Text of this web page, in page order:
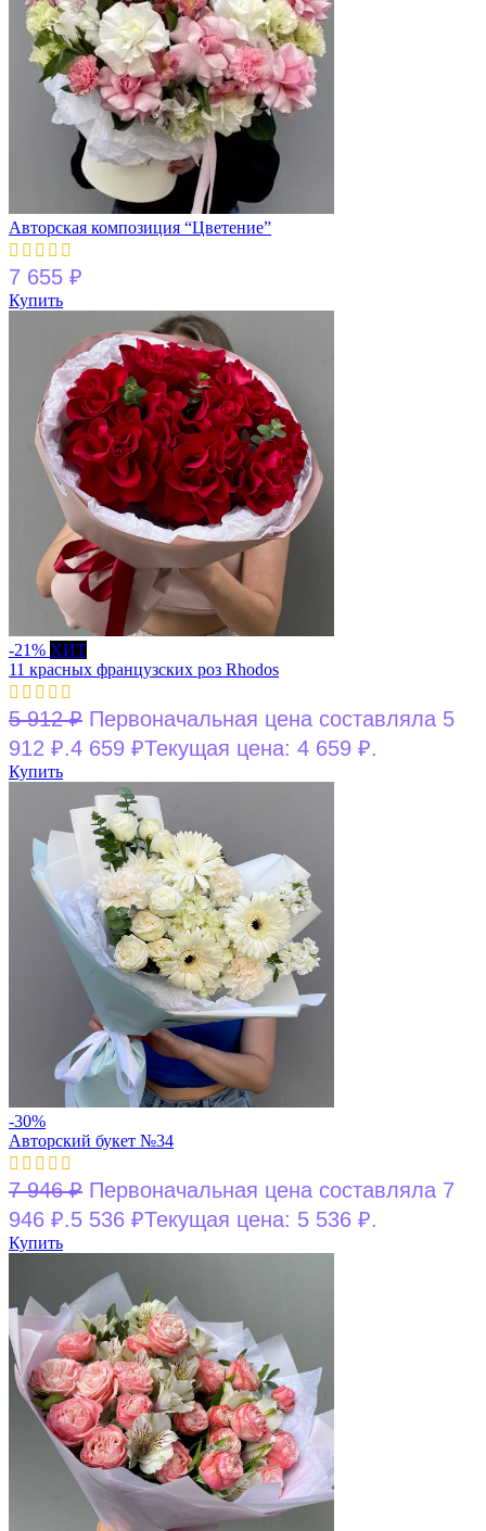
Авторская композиция “Цветение”
7 655 ₽
Купить
-21% ХИТ
11 красных французских роз Rhodos
5 912₽ Первоначальная цена составляла 5
912 ₽.4 659 ₽Текущая цена: 4 659 ₽.
Купить
-30%
Авторский букет №34
7 946₽ Первоначальная цена составляла 7
946 ₽.5 536 ₽Текущая цена: 5 536 ₽.
Купить